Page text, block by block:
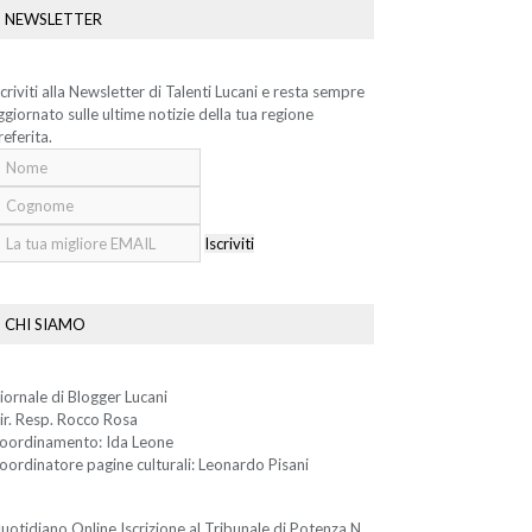
NEWSLETTER
alla Newsletter di Talenti Lucani e resta sempre
sulle ultime notizie della tua regione
Iscriviti
CHI SIAMO
di Blogger Lucani
Resp. Rocco Rosa
Ida Leone
pagine culturali: Leonardo Pisani